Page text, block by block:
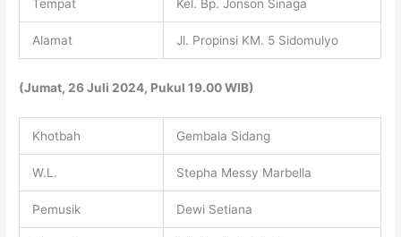
Tempat Kel. Bp. Jonson Sinaga
Alamat Jl. Propinsi KM. 5 Sidomulyo
(Jumat, 26 Juli 2024, Pukul 19.00 WIB)
Khotbah Gembala Sidang
W.L. Stepha Messy Marbella
Pemusik Dewi Setiana